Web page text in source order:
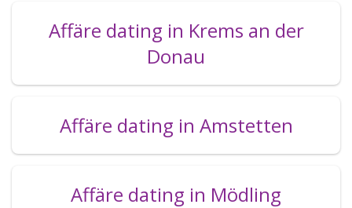
Affäre dating in Krems an der
Donau
Affäre dating in Amstetten
Affäre dating in Mödling